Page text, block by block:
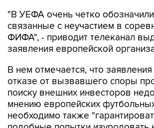
"В УЕФА очень четко
связанные с неучастием в
ФИФА", - приводит телеканал
заявления европейской
В нем отмечается, что
отказе от вызвавшего споры
поиску внешних инвесторов
мнению европейских
необходимо также